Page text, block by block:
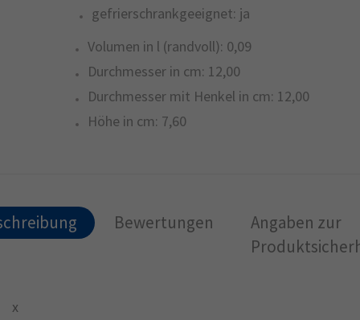
gefrierschrankgeeignet: ja
Volumen in l (randvoll): 0,09
Durchmesser in cm: 12,00
Durchmesser mit Henkel in cm: 12,00
Höhe in cm: 7,60
Bewertungen
Angaben zur
x